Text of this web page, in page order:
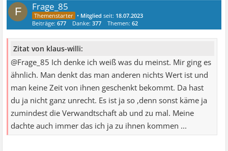
F Frage_85
• Mitglied seit: 18.07.2023
Beiträge:677 Danke:377 Themen:62
Zitat von klaus-willi:
@Frage_85 Ich denke ich weiß was du meinst. Mir ging es
ähnlich. Man denkt das man anderen nichts Wert ist und
man keine Zeit von ihnen geschenkt bekommt. Da hast
du ja nicht ganz unrecht. Es ist ja so ,denn sonst käme ja
zumindest die Verwandtschaft ab und zu mal. Meine
dachte auch immer das ich ja zu ihnen kommen ...